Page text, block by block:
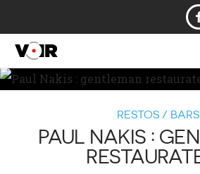
RESTOS / BARS
PAUL NAKIS :